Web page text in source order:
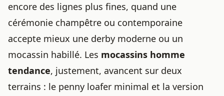
encore des lignes plus fines, quand une
cérémonie champêtre ou contemporaine
accepte mieux une derby moderne ou un
mocassin habillé. Les mocassins homme
tendance, justement, avancent sur deux
terrains : le penny loafer minimal et la version